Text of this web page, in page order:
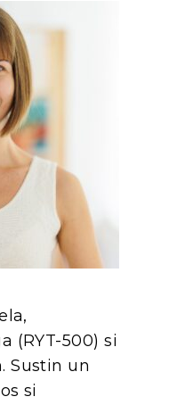
(RYT-500) si
Sustin un
si